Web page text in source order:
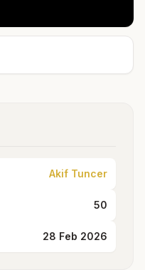
Akif Tuncer
50
28 Feb 2026